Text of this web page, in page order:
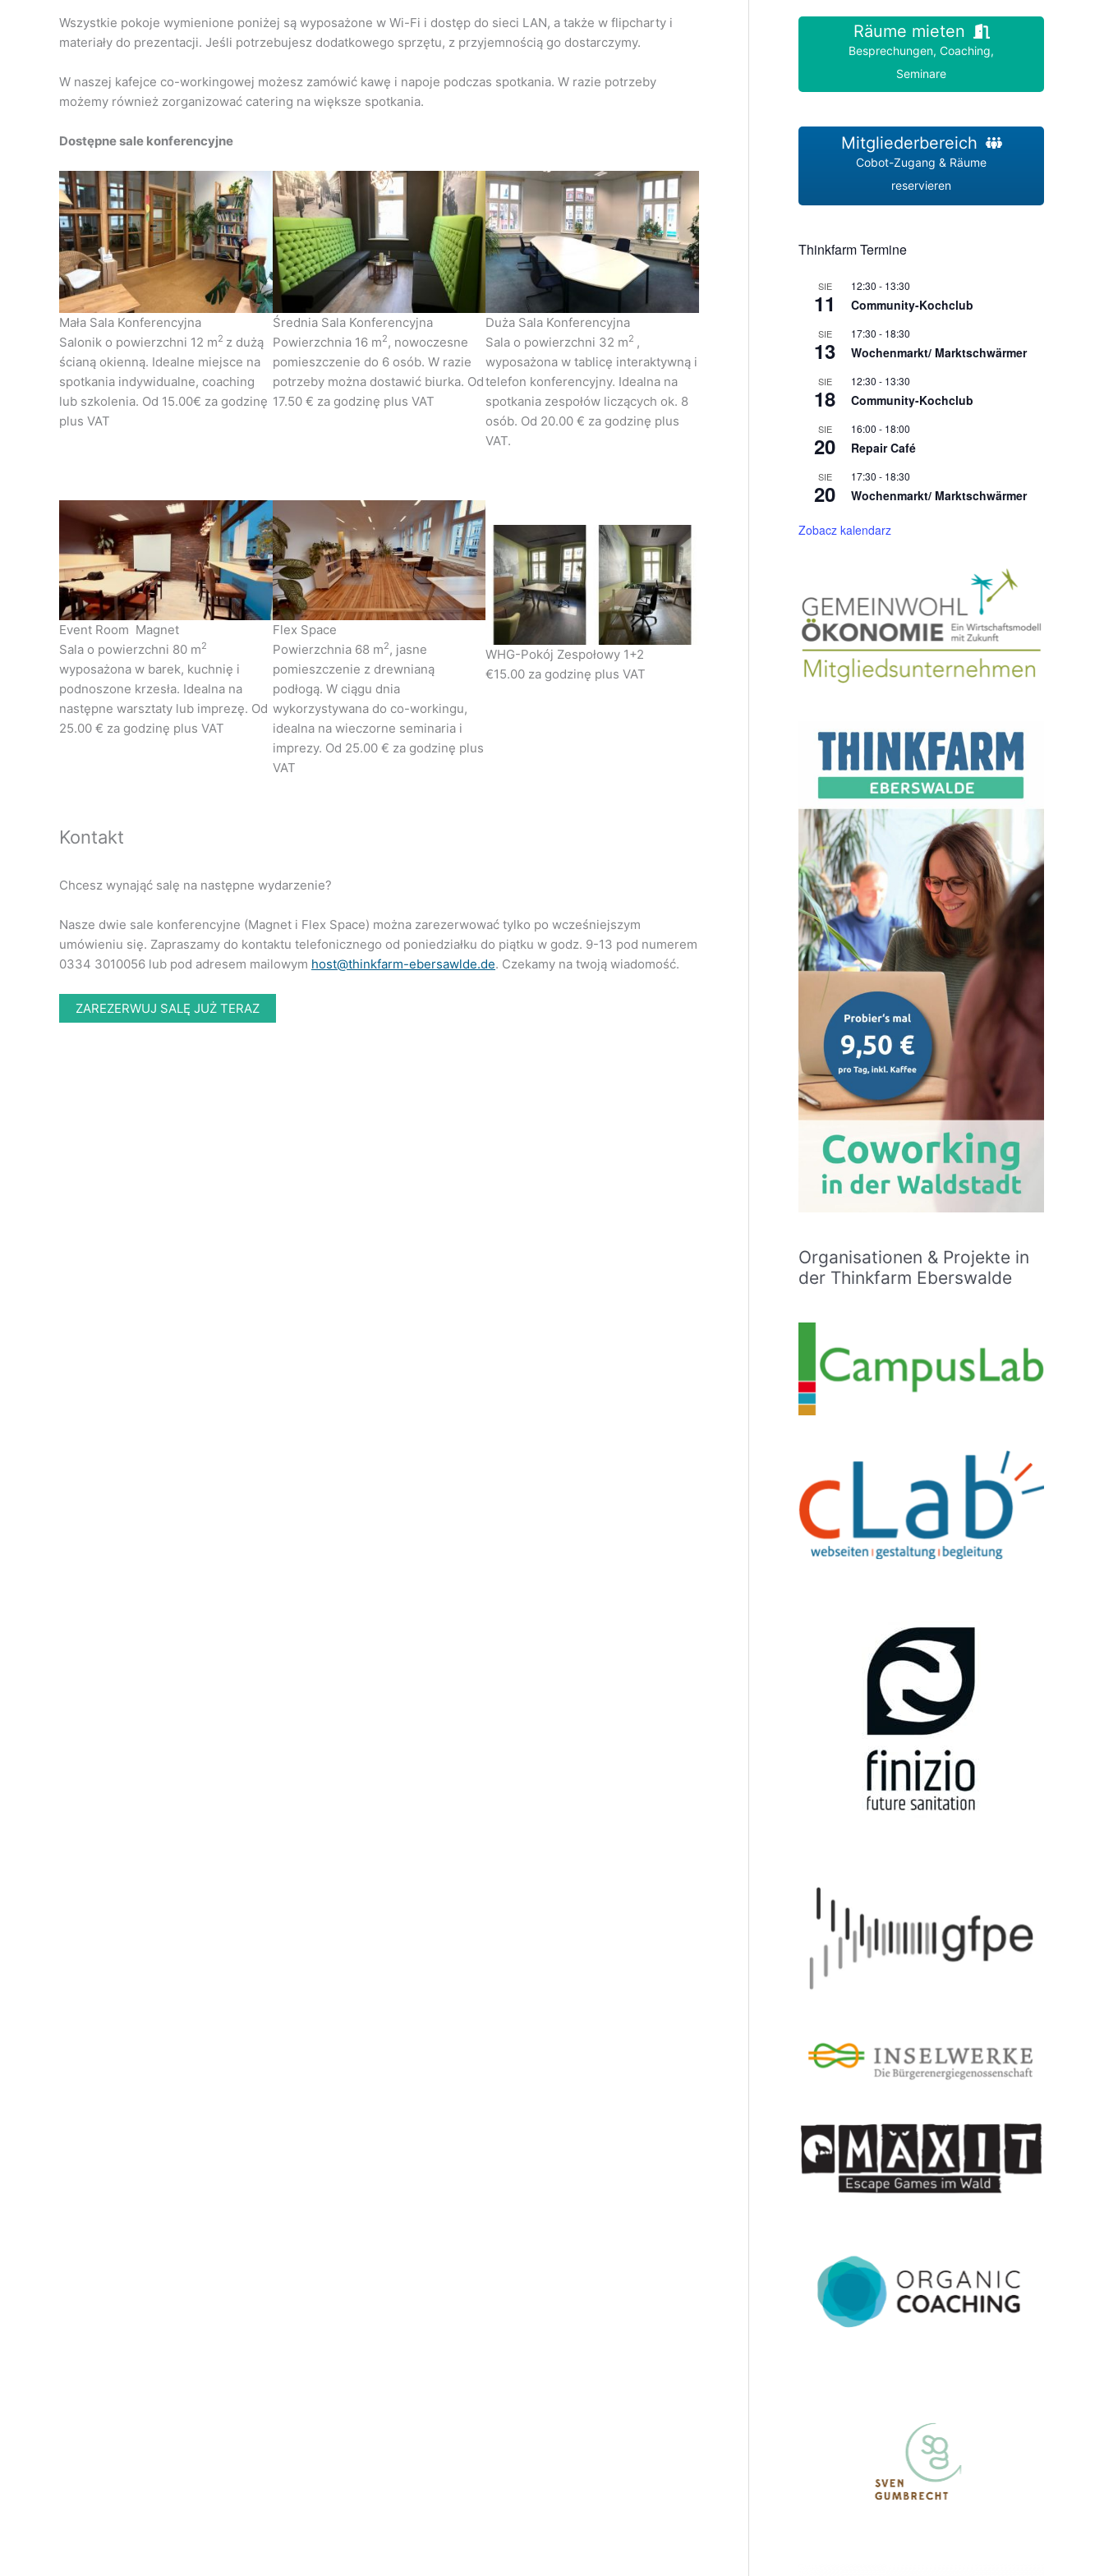
Wszystkie pokoje wymienione poniżej są wyposażone w Wi-Fi i dostęp do sieci LAN, a także w flipcharty i
materiały do prezentacji. Jeśli potrzebujesz dodatkowego sprzętu, z przyjemnością go dostarczymy.
W naszej kafejce co-workingowej możesz zamówić kawę i napoje podczas spotkania. W razie potrzeby
możemy również zorganizować catering na większe spotkania.
Dostępne sale konferencyjne
Mała Sala Konferencyjna
Salonik o powierzchni 12 m2 z dużą
ścianą okienną. Idealne miejsce na
spotkania indywidualne, coaching
lub szkolenia. Od 15.00€ za godzinę
plus VAT
Średnia Sala Konferencyjna
Powierzchnia 16 m2 , nowoczesne
pomieszczenie do 6 osób. W razie
potrzeby można dostawić biurka. Od
17.50 € za godzinę plus VAT
Duża Sala Konferencyjna
Sala o powierzchni 32 m2 ,
wyposażona w tablicę interaktywną i
telefon konferencyjny. Idealna na
spotkania zespołów liczących ok. 8
osób. Od 20.00 € za godzinę plus
VAT.
Event Room Magnet
Sala o powierzchni 80 m2
wyposażona w barek, kuchnię i
podnoszone krzesła. Idealna na
następne warsztaty lub imprezę. Od
25.00 € za godzinę plus VAT
Flex Space
Powierzchnia 68 m2, jasne
pomieszczenie z drewnianą
podłogą. W ciągu dnia
wykorzystywana do co-workingu,
idealna na wieczorne seminaria i
imprezy. Od 25.00 € za godzinę plus
VAT
WHG-Pokój Zespołowy 1+2
€15.00 za godzinę plus VAT
Kontakt
Chcesz wynająć salę na następne wydarzenie?
Nasze dwie sale konferencyjne (Magnet i Flex Space) można zarezerwować tylko po wcześniejszym
umówieniu się. Zapraszamy do kontaktu telefonicznego od poniedziałku do piątku w godz. 9-13 pod numerem
0334 3010056 lub pod adresem mailowym host@thinkfarm-ebersawlde.de. Czekamy na twoją wiadomość.
ZAREZERWUJ SALĘ JUŻ TERAZ
Räume mieten
Besprechungen, Coaching,
Seminare
Mitgliederbereich
Cobot-Zugang & Räume
reservieren
Thinkfarm Termine
SIE
11
12:30 - 13:30
Community-Kochclub
SIE
13
17:30 - 18:30
Wochenmarkt/ Marktschwärmer
SIE
18
12:30 - 13:30
Community-Kochclub
SIE
20
16:00 - 18:00
Repair Café
SIE
20
17:30 - 18:30
Wochenmarkt/ Marktschwärmer
Zobacz kalendarz
Organisationen & Projekte in
der Thinkfarm Eberswalde